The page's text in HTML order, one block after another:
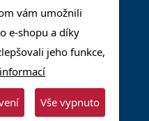
vám umožnili
e-shopu a díky
jeho funkce,
Vše vypnuto